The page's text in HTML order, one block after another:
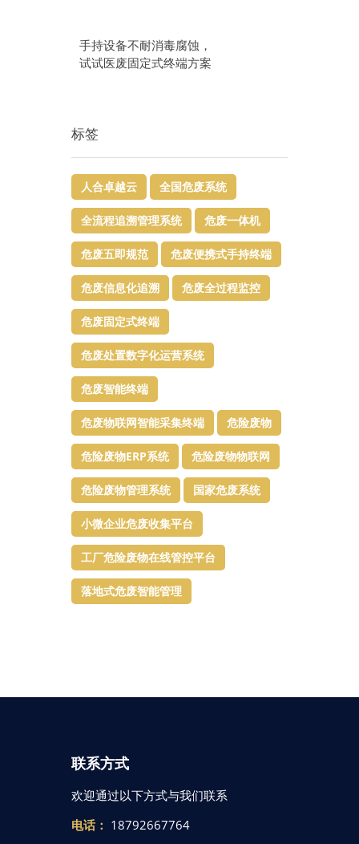
手持设备不耐消毒腐蚀，
试试医废固定式终端方案
标签
人合卓越云 全国危废系统
全流程追溯管理系统 危废一体机
危废五即规范 危废便携式手持终端
危废信息化追溯 危废全过程监控
危废固定式终端
危废处置数字化运营系统
危废智能终端
危废物联网智能采集终端 危险废物
危险废物ERP系统 危险废物物联网
危险废物管理系统 国家危废系统
小微企业危废收集平台
工厂危险废物在线管控平台
落地式危废智能管理
联系方式
欢迎通过以下方式与我们联系
电话： 18792667764